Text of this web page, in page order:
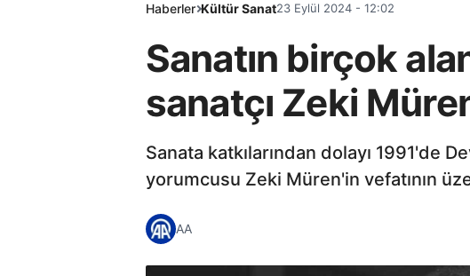
Haberler Kültür Sanat23 Eylül 2024 - 12:02
Sanatın birçok
sanatçı Zeki
Sanata katkılarından dolayı 1991'de
yorumcusu Zeki Müren'in vefatının
AA